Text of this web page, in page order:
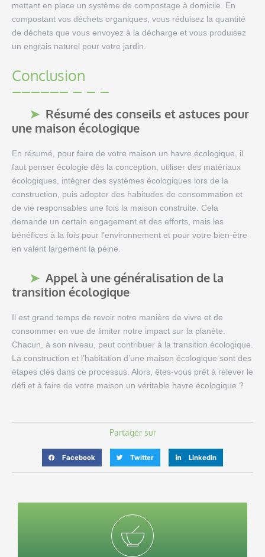
mettant en place un système de compostage à domicile. En
compostant vos déchets organiques, vous réduisez la quantité
de déchets que vous envoyez à la décharge et vous produisez
un engrais naturel pour votre jardin.
Conclusion
Résumé des conseils et astuces pour
une maison écologique
En résumé, pour faire de votre maison un havre écologique, il
faut penser écologie dès la conception, utiliser des matériaux
écologiques, intégrer des systèmes écologiques lors de la
construction, puis adopter des habitudes de consommation et
de vie responsables une fois la maison construite. Cela
demande un certain engagement et des efforts, mais les
bénéfices à la fois pour l’environnement et pour votre bien-être
en valent largement la peine.
Appel à une généralisation de la
transition écologique
Il est grand temps de revoir notre manière de vivre et de
consommer en vue de limiter notre impact sur la planète.
Chacun, à son niveau, peut contribuer à la transition écologique.
La construction et l’habitation d’une maison écologique sont des
étapes clés dans ce processus. Alors, êtes-vous prêt à relever le
défi et à faire de votre maison un véritable havre écologique ?
Partager sur
Facebook Twitter LinkedIn